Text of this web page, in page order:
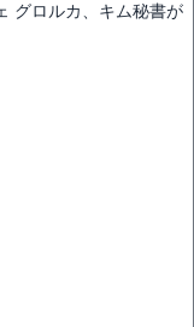
グロルカ、キム秘書が